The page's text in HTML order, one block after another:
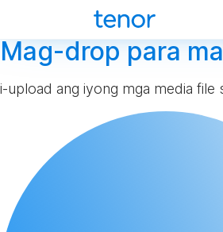
Mag-drop para
i-upload ang iyong mga media